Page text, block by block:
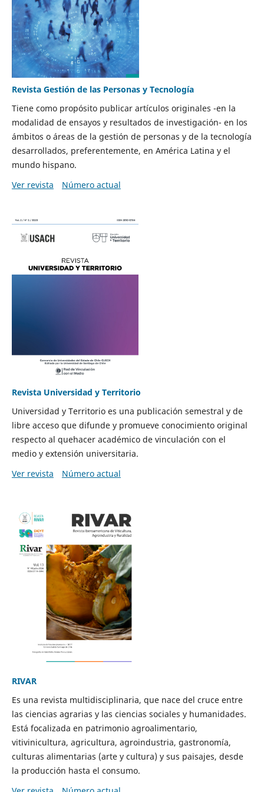
Revista Gestión de las Personas y Tecnología
Tiene como propósito publicar artículos originales -en la
modalidad de ensayos y resultados de investigación- en los
ámbitos o áreas de la gestión de personas y de la tecnología
desarrollados, preferentemente, en América Latina y el
mundo hispano.
Ver revista
Número actual
Revista Universidad y Territorio
Universidad y Territorio es una publicación semestral y de
libre acceso que difunde y promueve conocimiento original
respecto al quehacer académico de vinculación con el
medio y extensión universitaria.
Ver revista
Número actual
RIVAR
Es una revista multidisciplinaria, que nace del cruce entre
las ciencias agrarias y las ciencias sociales y humanidades.
Está focalizada en patrimonio agroalimentario,
vitivinicultura, agricultura, agroindustria, gastronomía,
culturas alimentarias (arte y cultura) y sus paisajes, desde
la producción hasta el consumo.